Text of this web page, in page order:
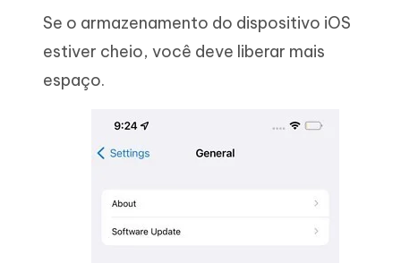
Se o armazenamento do dispositivo iOS
estiver cheio, você deve liberar mais
espaço.